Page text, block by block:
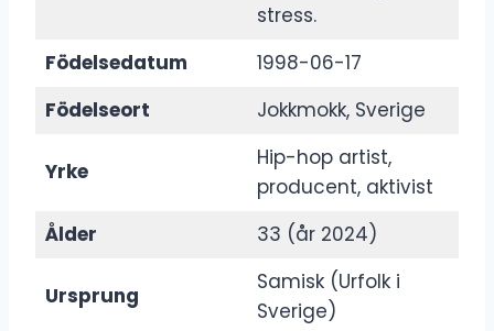
stress.
Födelsedatum
1998-06-17
Födelseort
Jokkmokk, Sverige
Yrke
Hip-hop artist,
producent, aktivist
Ålder
33 (år 2024)
Ursprung
Samisk (Urfolk i
Sverige)